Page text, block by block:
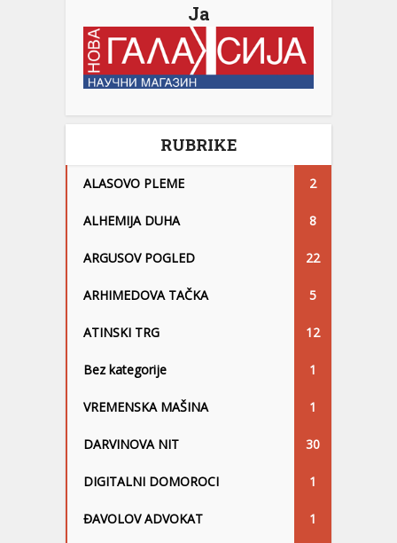
Ja
RUBRIKE
ALASOVO PLEME 2
ALHEMIJA DUHA 8
ARGUSOV POGLED 22
ARHIMEDOVA TAČKA 5
ATINSKI TRG 12
Bez kategorije 1
VREMENSKA MAŠINA 1
DARVINOVA NIT 30
DIGITALNI DOMOROCI 1
ĐAVOLOV ADVOKAT 1